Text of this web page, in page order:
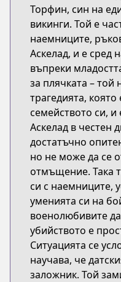
Торфин, син на
викинги. Той е
наемниците,
Аскелад, и е сред
въпреки
за плячката – той
трагедията,
семейството си, и
Аскелад в честен
достатъчно
но не може да се
отмъщение. Така
си с наемниците,
уменията си на
военолюбивите
убийството е
Ситуацията се
научава, че
заложник. Той